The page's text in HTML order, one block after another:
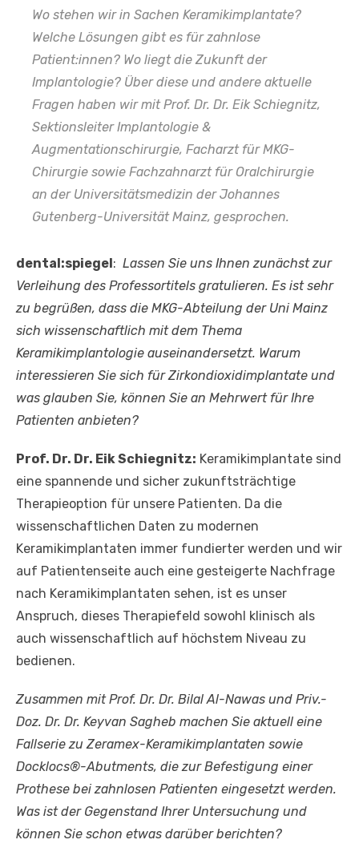
Wo stehen wir in Sachen Keramikimplantate?
Welche Lösungen gibt es für zahnlose
Patient:innen? Wo liegt die Zukunft der
Implantologie? Über diese und andere aktuelle
Fragen haben wir mit Prof. Dr. Dr. Eik Schiegnitz,
Sektionsleiter Implantologie &
Augmentationschirurgie, Facharzt für MKG-
Chirurgie sowie Fachzahnarzt für Oralchirurgie
an der Universitätsmedizin der Johannes
Gutenberg-Universität Mainz, gesprochen.
dental:spiegel : Lassen Sie uns Ihnen zunächst zur
Verleihung des Professortitels gratulieren. Es ist sehr
zu begrüßen, dass die MKG-Abteilung der Uni Mainz
sich wissenschaftlich mit dem Thema
Keramikimplantologie auseinandersetzt. Warum
interessieren Sie sich für Zirkondioxidimplantate und
was glauben Sie, können Sie an Mehrwert für Ihre
Patienten anbieten?
Prof. Dr. Dr. Eik Schiegnitz: Keramikimplantate sind
eine spannende und sicher zukunftsträchtige
Therapieoption für unsere Patienten. Da die
wissenschaftlichen Daten zu modernen
Keramikimplantaten immer fundierter werden und wir
auf Patientenseite auch eine gesteigerte Nachfrage
nach Keramikimplantaten sehen, ist es unser
Anspruch, dieses Therapiefeld sowohl klinisch als
auch wissenschaftlich auf höchstem Niveau zu
bedienen.
Zusammen mit Prof. Dr. Dr. Bilal Al-Nawas und Priv.-
Doz. Dr. Dr. Keyvan Sagheb machen Sie aktuell eine
Fallserie zu Zeramex-Keramikimplantaten sowie
Docklocs®-Abutments, die zur Befestigung einer
Prothese bei zahnlosen Patienten eingesetzt werden.
Was ist der Gegenstand Ihrer Untersuchung und
können Sie schon etwas darüber berichten?